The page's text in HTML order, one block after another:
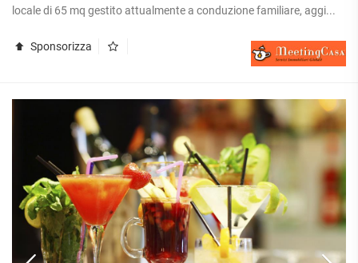
locale di 65 mq gestito attualmente a conduzione familiare, aggi...
Sponsorizza